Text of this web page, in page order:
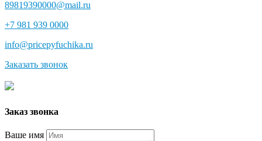
89819390000@mail.ru
+7 981 939 0000
info@pricepyfuchika.ru
Заказать звонок
Заказ звонка
Ваше имя